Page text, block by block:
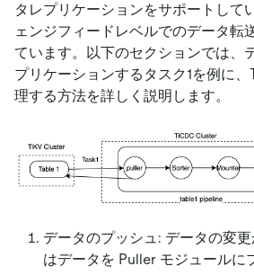
タレプリケーションをサポートして
ェンジフィードレベルでのデータ転
ています。以下のセクションでは、
プリケーションするタスク1を例に
理する方法を詳しく説明します。
データのプッシュ: データの変
はデータを Puller モジュールに